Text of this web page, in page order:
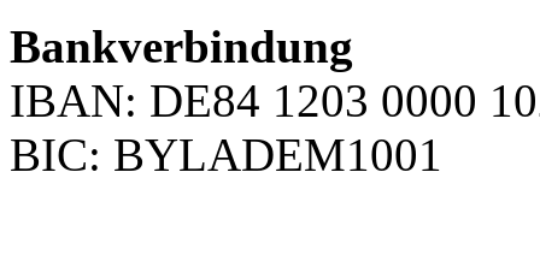
Bankverbindung
IBAN: DE84 1203 0000
BIC: BYLADEM1001